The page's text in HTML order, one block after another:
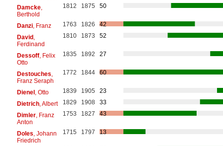
Damcke,
Berthold
1812 1875 50
Danzi, Franz 1763 1826
42
David,
Ferdinand
1810 1873 52
Dessoff, Felix
Otto
1835 1892 27
Destouches
Franz Seraph
1772 1844 60
Dienel, Otto 1839 1905
23
Dietrich, Albert 1829 1908
33
Dimler, Franz
Anton
1753 1827 43
Doles , Johann
Friedrich
1715 1797 13